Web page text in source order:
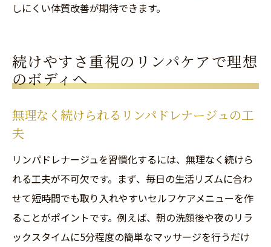
しにくい体質改善が期待できます。
続けやすさ重視のリンパケアで理想
のボディへ
無理なく続けられるリンパドレナージュの工
夫
リンパドレナージュを習慣化するには、無理なく続けら
れる工夫が不可欠です。まず、毎日の生活リズムに合わ
せて短時間でも取り入れやすいセルフケアメニューを作
ることがポイントです。例えば、朝の洗顔後や夜のリラ
ックスタイムに5分程度の簡単なマッサージを行うだけ